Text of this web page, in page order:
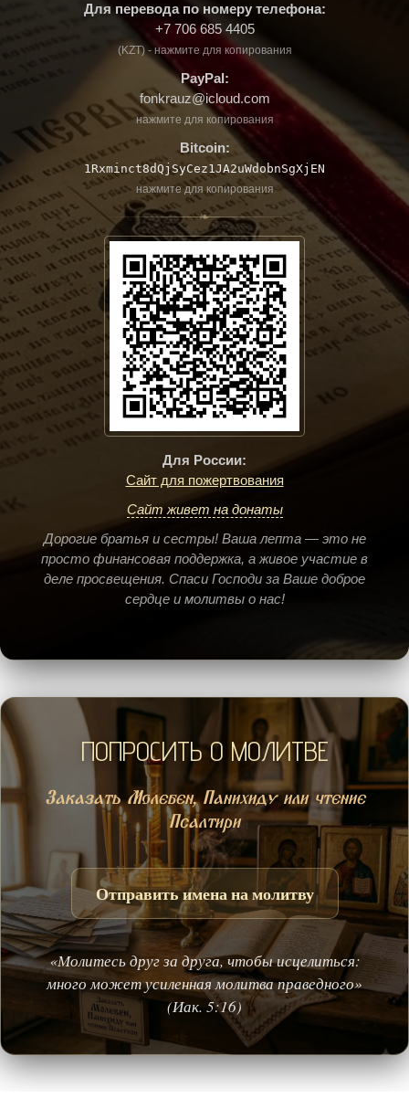
Для перевода по номеру телефона:
+7 706 685 4405
(KZT) - нажмите для копирования
PayPal:
fonkrauz@icloud.com
нажмите для копирования
Bitcoin:
1Rxminct8dQjSyCez1JA2uWdobnSgXjEN
нажмите для копирования
❧
Для России:
Сайт для пожертвования
Сайт живет на донаты
Дорогие братья и сестры! Ваша лепта — это не
просто финансовая поддержка, а живое участие в
деле просвещения. Спаси Господи за Ваше доброе
сердце и молитвы о нас!
ПОПРОСИТЬ О МОЛИТВЕ
Заказать Молебен, Панихиду или чтение
Псалтири
Отправить имена на молитву
«Молитесь друг за друга, чтобы исцелиться:
много может усиленная молитва праведного»
(Иак. 5:16)